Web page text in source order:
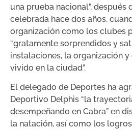
una prueba nacional”, después
celebrada hace dos años,
organización como los clubes
“gratamente sorprendidos y
instalaciones, la organización
vivido en la ciudad”.
El delegado de Deportes ha
Deportivo Delphis “la
desempeñando en Cabra” en
la natación, así como los